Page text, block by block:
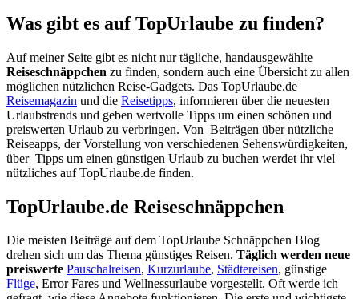
Was gibt es auf TopUrlaube zu finden?
Auf meiner Seite gibt es nicht nur tägliche, handausgewählte
Reiseschnäppchen zu finden, sondern auch eine Übersicht zu allen
möglichen nützlichen Reise-Gadgets. Das TopUrlaube.de
Reisemagazin und die Reisetipps, informieren über die neuesten
Urlaubstrends und geben wertvolle Tipps um einen schönen und
preiswerten Urlaub zu verbringen. Von Beiträgen über nützliche
Reiseapps, der Vorstellung von verschiedenen Sehenswürdigkeiten,
über Tipps um einen günstigen Urlaub zu buchen werdet ihr viel
nützliches auf TopUrlaube.de finden.
TopUrlaube.de Reiseschnäppchen
Die meisten Beiträge auf dem TopUrlaube Schnäppchen Blog
drehen sich um das Thema günstiges Reisen. Täglich werden neue
preiswerte Pauschalreisen, Kurzurlaube, Städtereisen, günstige
Flüge, Error Fares und Wellnessurlaube vorgestellt. Oft werde ich